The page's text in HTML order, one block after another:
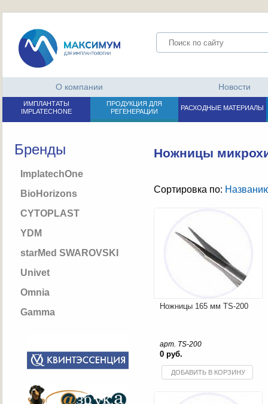
О компании Новости
ИМПЛАНТАТЫ
IMPLATECHONE
ПРОДУКЦИЯ ДЛЯ
РЕГЕНЕРАЦИИ
РАСХОДНЫЕ МАТЕРИАЛЫ
Бренды
ImplatechOne
BioHorizons
CYTOPLAST
YDM
starMed SWAROVSKI
Univet
Omnia
Gamma
Ножницы
Сортировка по:
Ножницы 165 мм TS-200
арт. TS-200
0 руб.
ДОБАВИТЬ В КОРЗИНУ